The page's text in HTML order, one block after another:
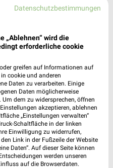
20,7 km
Wohnenpreishits
Gültig bis Fr. 14.08.
XXXLutz
Datenschutzbestimmungen
„Ablehnen“ wird die
erforderliche cookie
greifen auf Informationen auf
cookie und anderen
Daten zu verarbeiten. Einige
Daten möglicherweise
dem zu widersprechen, öffnen
akzeptieren, ablehnen
„Einstellungen verwalten“
Schaltfläche in der linken
Einwilligung zu widerrufen,
Link in der Fußzeile der Website
Daten“. Auf dieser Seite können
werden unseren
auf die Browserdaten.